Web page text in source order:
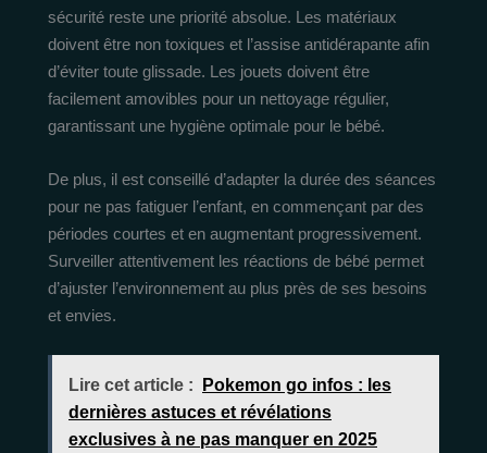
sécurité reste une priorité absolue. Les matériaux
doivent être non toxiques et l’assise antidérapante afin
d’éviter toute glissade. Les jouets doivent être
facilement amovibles pour un nettoyage régulier,
garantissant une hygiène optimale pour le bébé.
De plus, il est conseillé d’adapter la durée des séances
pour ne pas fatiguer l’enfant, en commençant par des
périodes courtes et en augmentant progressivement.
Surveiller attentivement les réactions de bébé permet
d’ajuster l’environnement au plus près de ses besoins
et envies.
Lire cet article :
Pokemon go infos : les
dernières astuces et révélations
exclusives à ne pas manquer en 2025